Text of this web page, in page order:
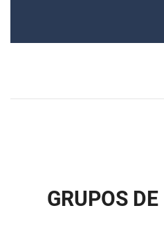
GRUPOS DE I